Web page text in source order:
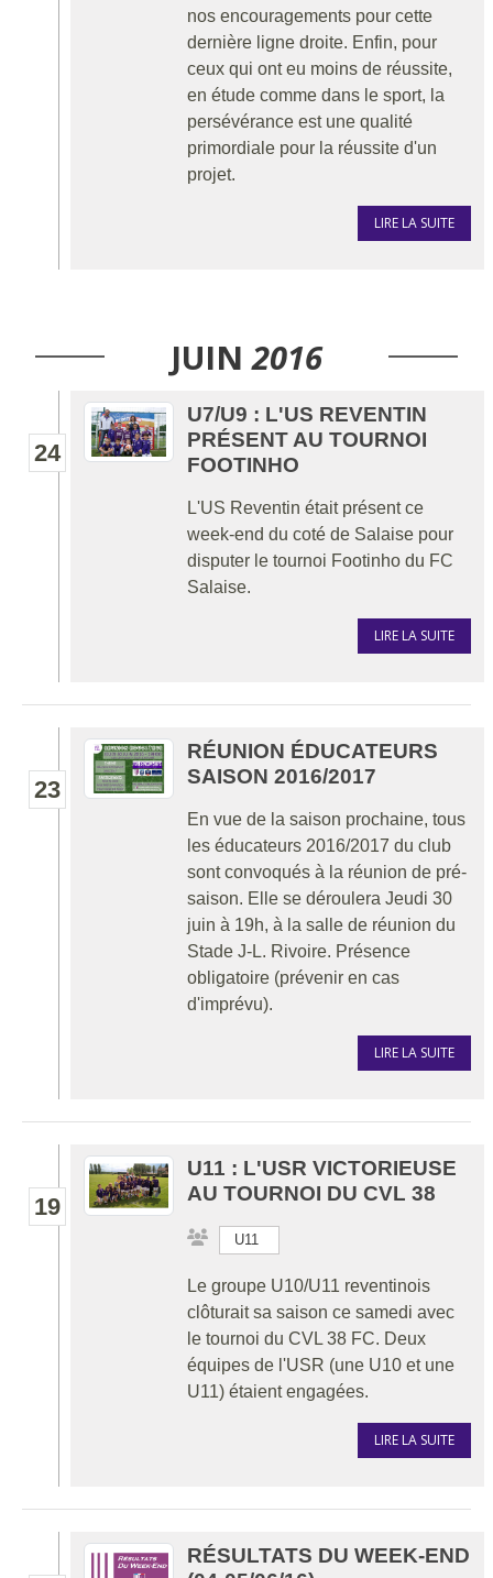
nos encouragements pour cette
dernière ligne droite. Enfin, pour
ceux qui ont eu moins de réussite,
en étude comme dans le sport, la
persévérance est une qualité
primordiale pour la réussite d'un
projet.
LIRE LA SUITE
JUIN 2016
24
U7/U9 : L'US REVENTIN
PRÉSENT AU TOURNOI
FOOTINHO
L'US Reventin était présent ce
week-end du coté de Salaise pour
disputer le tournoi Footinho du FC
Salaise.
LIRE LA SUITE
23
RÉUNION ÉDUCATEURS
SAISON 2016/2017
En vue de la saison prochaine, tous
les éducateurs 2016/2017 du club
sont convoqués à la réunion de pré-
saison. Elle se déroulera Jeudi 30
juin à 19h, à la salle de réunion du
Stade J-L. Rivoire. Présence
obligatoire (prévenir en cas
d'imprévu).
LIRE LA SUITE
19
U11 : L'USR VICTORIEUSE
AU TOURNOI DU CVL 38
U11
Le groupe U10/U11 reventinois
clôturait sa saison ce samedi avec
le tournoi du CVL 38 FC. Deux
équipes de l'USR (une U10 et une
U11) étaient engagées.
LIRE LA SUITE
RÉSULTATS DU WEEK-END